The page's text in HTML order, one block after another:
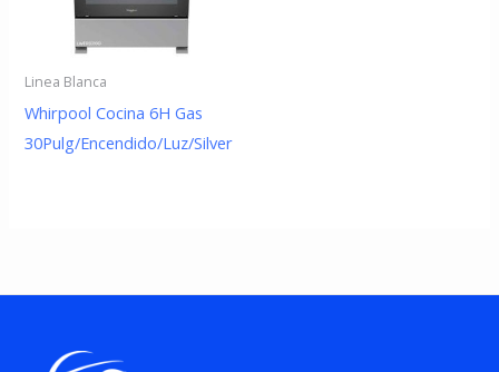
Linea Blanca
Whirpool Cocina 6H Gas
30Pulg/Encendido/Luz/Silver